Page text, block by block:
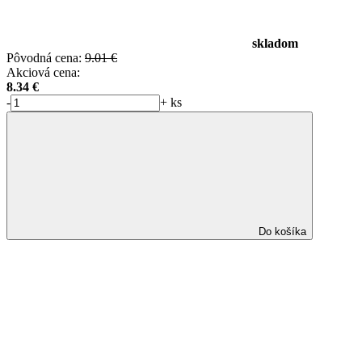
skladom
Pôvodná cena: 9.01 €
Akciová cena:
8.34 €
-
+ ks
Do košíka